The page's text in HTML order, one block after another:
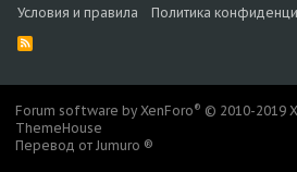
Условия и правила
Политика
R
S
Forum software by XenForo® © 2010-2019
ThemeHouse
Перевод от Jumuro ®